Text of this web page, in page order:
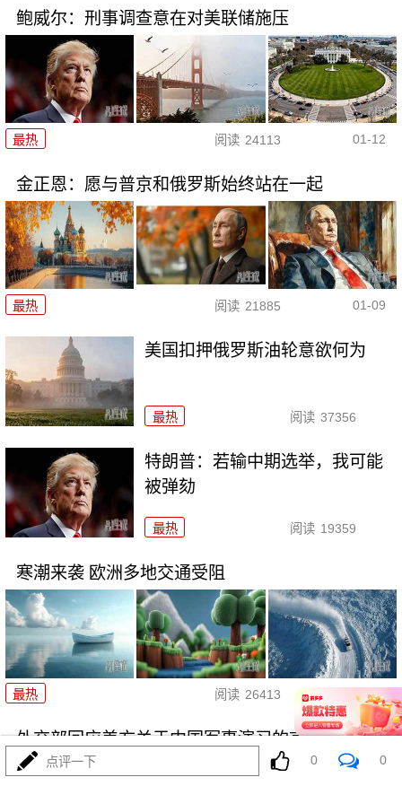
鲍威尔：刑事调查意在对美联储施压
最热 阅读 24113 01-12
金正恩：愿与普京和俄罗斯始终站在一起
最热 阅读 21885 01-09
美国扣押俄罗斯油轮意欲何为
最热 阅读 37356
特朗普：若输中期选举，我可能
被弹劾
最热 阅读 19359
寒潮来袭 欧洲多地交通受阻
最热 阅读 26413 01-06
外交部回应美方关于中国军事演习的言论
点评一下 0 0